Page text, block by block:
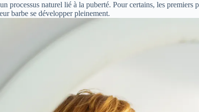
processus naturel lié à la puberté. Pour certains, les premiers
barbe se développer pleinement.